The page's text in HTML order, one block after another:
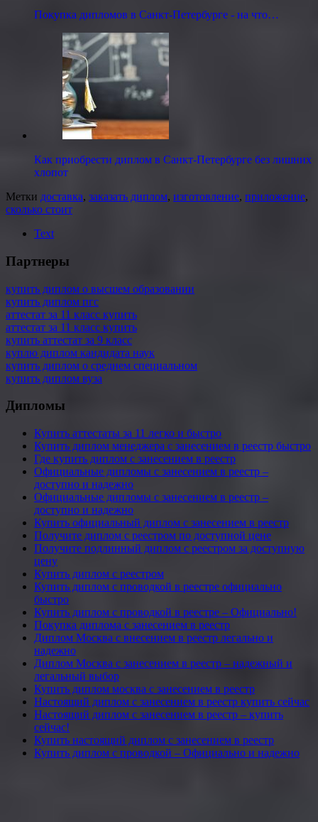
Покупка дипломов в Санкт-Петербурге - на что…
Как приобрести диплом в Санкт-Петербурге без лишних
хлопот
Метки доставка, заказать диплом, изготовление, приложение,
сколько стоит
Text
Партнеры
купить диплом о высшем образовании
купить диплом пгс
аттестат за 11 класс купить
аттестат за 11 класс купить
купить аттестат за 9 класс
куплю диплом кандидата наук
купить диплом о среднем специальном
купить диплом вуза
Дипломы
Купить аттестаты за 11 легко и быстро
Купить диплом менеджера с занесением в реестр быстро
Где купить диплом с занесением в реестр
Официальные дипломы с занесением в реестр –
доступно и надежно
Официальные дипломы с занесением в реестр –
доступно и надежно
Купить официальный диплом с занесением в реестр
Получите диплом с реестром по доступной цене
Получите подлинный диплом с реестром за доступную
цену
Купить диплом с реестром
Купить диплом с проводкой в реестре официально
быстро
Купить диплом с проводкой в реестре – Официально!
Покупка диплома с занесением в реестр
Диплом Москва с внесением в реестр легально и
надежно
Диплом Москва с занесением в реестр – надежный и
легальный выбор
Купить диплом москва с занесением в реестр
Настоящий диплом с занесением в реестр купить сейчас
Настоящий диплом с занесением в реестр – купить
сейчас!
Купить настоящий диплом с занесением в реестр
Купить диплом с проводкой – Официально и надежно